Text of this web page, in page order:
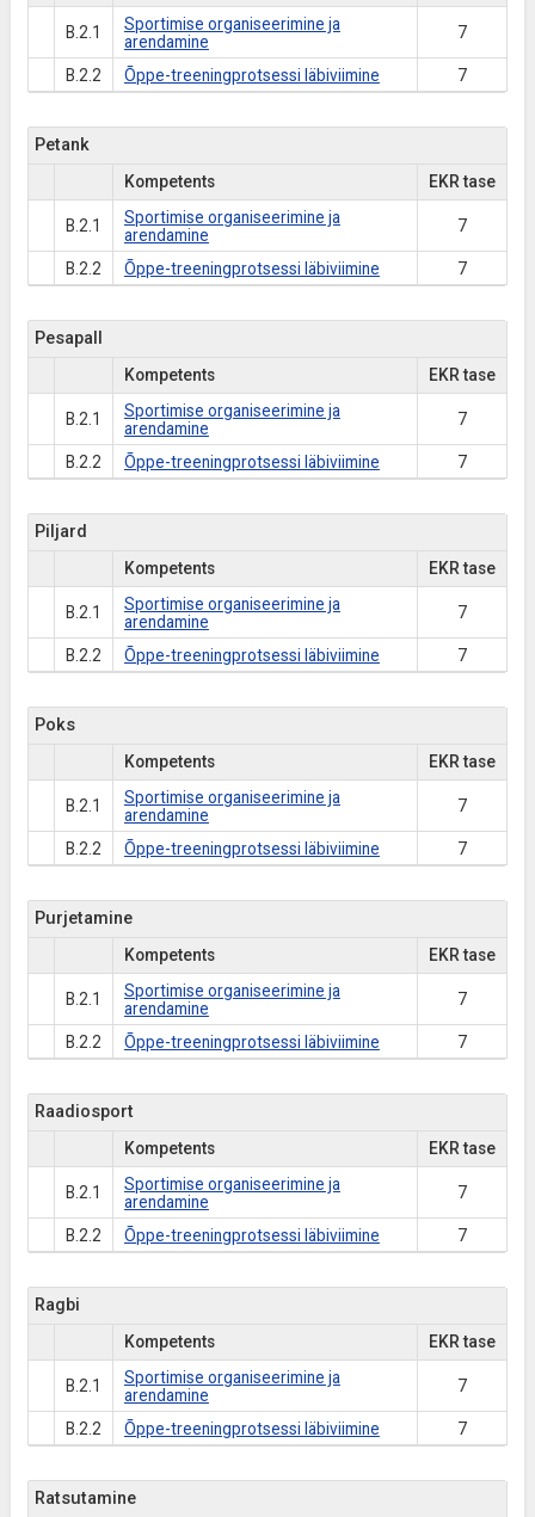
B.2.1
Sportimise organiseerimine ja
arendamine
7
B.2.2 Õppe-treeningprotsessi läbiviimine 7
Petank
Kompetents EKR tase
B.2.1
Sportimise organiseerimine ja
arendamine
7
B.2.2 Õppe-treeningprotsessi läbiviimine 7
Pesapall
Kompetents EKR tase
B.2.1
Sportimise organiseerimine ja
arendamine
7
B.2.2 Õppe-treeningprotsessi läbiviimine 7
Piljard
Kompetents EKR tase
B.2.1
Sportimise organiseerimine ja
arendamine
7
B.2.2 Õppe-treeningprotsessi läbiviimine 7
Poks
Kompetents EKR tase
B.2.1
Sportimise organiseerimine ja
arendamine
7
B.2.2 Õppe-treeningprotsessi läbiviimine 7
Purjetamine
Kompetents EKR tase
B.2.1
Sportimise organiseerimine ja
arendamine
7
B.2.2 Õppe-treeningprotsessi läbiviimine 7
Raadiosport
Kompetents EKR tase
B.2.1
Sportimise organiseerimine ja
arendamine
7
B.2.2 Õppe-treeningprotsessi läbiviimine 7
Ragbi
Kompetents EKR tase
B.2.1
Sportimise organiseerimine ja
arendamine
7
B.2.2 Õppe-treeningprotsessi läbiviimine 7
Ratsutamine